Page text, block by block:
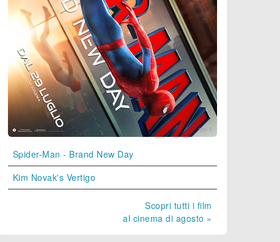
Spider-Man - Brand New Day
Kim Novak's Vertigo
Scopri tutti i film
al cinema di agosto »